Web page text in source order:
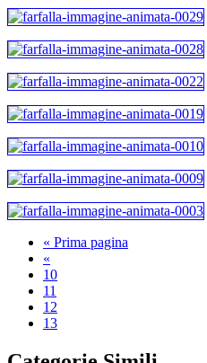
« Prima pagina
«
10
11
12
13